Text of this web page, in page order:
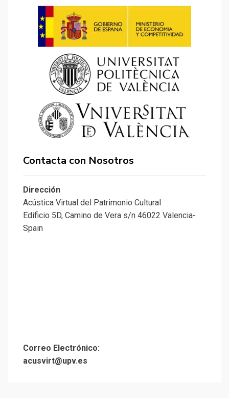
Contacta con Nosotros
Dirección
Acústica Virtual del Patrimonio Cultural
Edificio 5D, Camino de Vera s/n 46022 Valencia-
Spain
Correo Electrónico:
acusvirt@upv.es